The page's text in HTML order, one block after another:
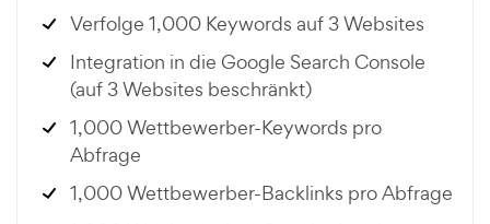
Verfolge 1,000 Keywords auf 3 Websites
Integration in die Google Search Console
(auf 3 Websites beschränkt)
1,000 Wettbewerber-Keywords pro
Abfrage
1,000 Wettbewerber-Backlinks pro Abfrage